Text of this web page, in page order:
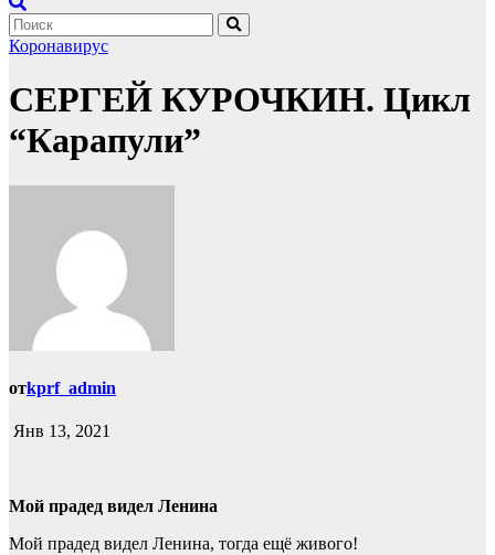
Коронавирус
CЕРГЕЙ КУРОЧКИН. Цикл
“Карапули”
отkprf_admin
Янв 13, 2021
Мой прадед видел Ленина
Мой прадед видел Ленина, тогда ещё живого!